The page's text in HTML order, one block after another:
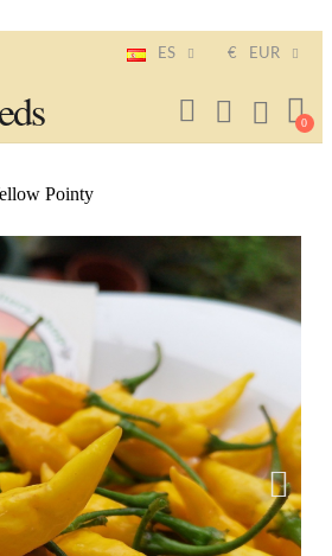
ES € EUR
Pointy